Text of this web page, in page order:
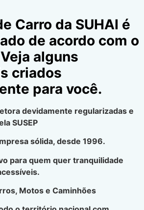
Carro da SUHAI é
de acordo com o
alguns
criados
para você.
devidamente regularizadas e
SUSEP
sólida, desde 1996.
para quem quer tranquilidade
Motos e Caminhões